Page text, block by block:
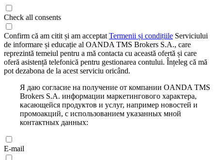
Check all consents
Confirm că am citit și am acceptat Termenii și condițiile Serviciului
de informare și educație al OANDA TMS Brokers S.A., care
reprezintă temeiul pentru a mă contacta cu această ofertă și care
oferă asistență telefonică pentru gestionarea contului. Înțeleg că mă
pot dezabona de la acest serviciu oricând.
Я даю согласие на получение от компании OANDA TMS
Brokers S.A. информации маркетингового характера,
касающейся продуктов и услуг, например новостей и
промоакций, с использованием указанных мной
контактных данных:
E-mail